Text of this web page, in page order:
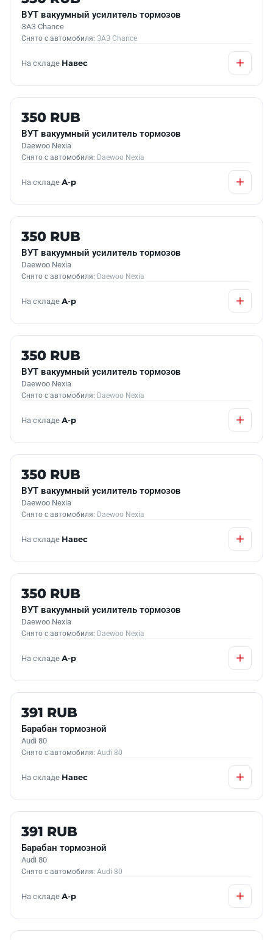
ВУТ вакуумный усилитель тормозов
ЗАЗ Chance
Снято с автомобиля: ЗАЗ Chance
На складе Навес
Б/У В НАЛИЧИИ
350 RUB
ВУТ вакуумный усилитель тормозов
Daewoo Nexia
Снято с автомобиля: Daewoo Nexia
На складе А-р
Б/У В НАЛИЧИИ
350 RUB
ВУТ вакуумный усилитель тормозов
Daewoo Nexia
Снято с автомобиля: Daewoo Nexia
На складе А-р
Б/У В НАЛИЧИИ
350 RUB
ВУТ вакуумный усилитель тормозов
Daewoo Nexia
Снято с автомобиля: Daewoo Nexia
На складе А-р
Б/У В НАЛИЧИИ
350 RUB
ВУТ вакуумный усилитель тормозов
Daewoo Nexia
Снято с автомобиля: Daewoo Nexia
На складе Навес
Б/У В НАЛИЧИИ
350 RUB
ВУТ вакуумный усилитель тормозов
Daewoo Nexia
Снято с автомобиля: Daewoo Nexia
На складе А-р
Б/У В НАЛИЧИИ
391 RUB
Барабан тормозной
Audi 80
Снято с автомобиля: Audi 80
На складе Навес
Б/У В НАЛИЧИИ
391 RUB
Барабан тормозной
Audi 80
Снято с автомобиля: Audi 80
На складе А-р